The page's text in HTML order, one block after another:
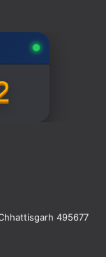
495677